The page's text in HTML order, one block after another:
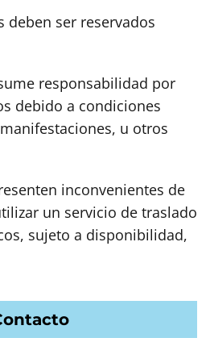
deben ser reservados
responsabilidad por
debido a condiciones
u otros
inconvenientes de
un servicio de traslado
sujeto a disponibilidad,